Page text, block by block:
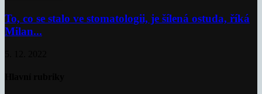
To, co se stalo ve stomatologii, je šílená ostuda, říká
Milan...